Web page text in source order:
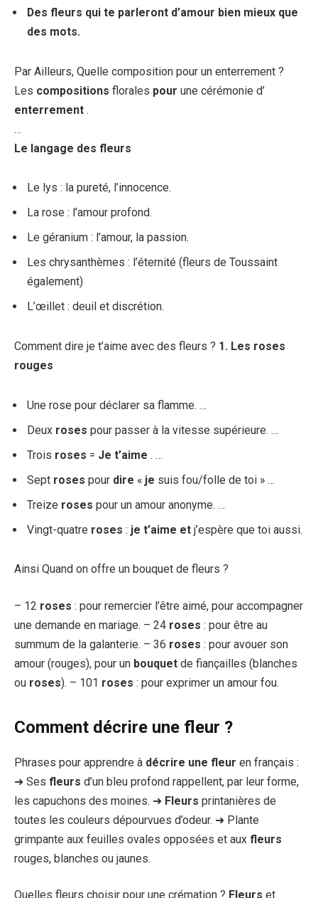
Des fleurs qui te parleront d’amour bien mieux que
des mots.
Par Ailleurs, Quelle composition pour un enterrement ?
Les compositions florales pour une cérémonie d’
enterrement .
…
Le langage des fleurs
Le lys : la pureté, l’innocence.
La rose : l’amour profond.
Le géranium : l’amour, la passion.
Les chrysanthèmes : l’éternité (fleurs de Toussaint
également)
L’œillet : deuil et discrétion.
Comment dire je t’aime avec des fleurs ? 1. Les roses
rouges
Une rose pour déclarer sa flamme. …
Deux roses pour passer à la vitesse supérieure. …
Trois roses = Je t’aime . …
Sept roses pour dire « je suis fou/folle de toi » …
Treize roses pour un amour anonyme. …
Vingt-quatre roses : je t’aime et j’espère que toi aussi.
Ainsi Quand on offre un bouquet de fleurs ?
– 12 roses : pour remercier l’être aimé, pour accompagner
une demande en mariage. – 24 roses : pour être au
summum de la galanterie. – 36 roses : pour avouer son
amour (rouges), pour un bouquet de fiançailles (blanches
ou roses). – 101 roses : pour exprimer un amour fou.
Comment décrire une fleur ?
Phrases pour apprendre à décrire une fleur en français :
➜ Ses fleurs d’un bleu profond rappellent, par leur forme,
les capuchons des moines. ➜ Fleurs printanières de
toutes les couleurs dépourvues d’odeur. ➜ Plante
grimpante aux feuilles ovales opposées et aux fleurs
rouges, blanches ou jaunes.
Quelles fleurs choisir pour une crémation ? Fleurs et